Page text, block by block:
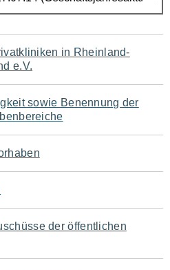
in Rheinland-
e.V.
sowie Benennung der
der öffentlichen